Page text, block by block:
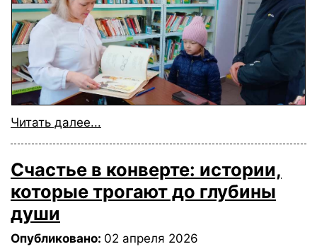
Читать далее...
Счастье в конверте: истории,
которые трогают до глубины
души
Опубликовано: 02 апреля 2026